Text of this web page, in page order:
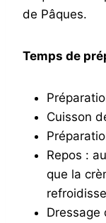
de Pâques.
Temps de
Cuisson
Repos :
que la
Dressage